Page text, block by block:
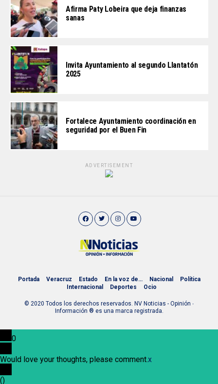
Afirma Paty Lobeira que deja finanzas
sanas
Invita Ayuntamiento al segundo Llantatón
2025
Fortalece Ayuntamiento coordinación en
seguridad por el Buen Fin
ADVERTISEMENT
Portada Veracruz Estado En la voz de… Nacional
Política
Internacional
Deportes Ocio
© 2020 Todos los derechos reservados. NV Noticias - Opinión ∙
Información ® es una marca registrada.
0
Would love your thoughts, please comment.x
()